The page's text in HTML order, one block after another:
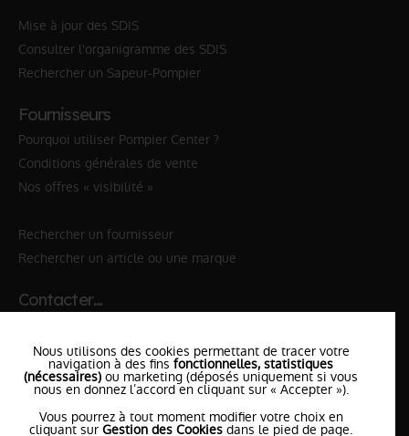
Mise à jour des SDIS
Consulter l'organigramme des SDIS
Rechercher un Sapeur-Pompier
Fournisseurs
Pourquoi utiliser Pompier Center ?
Conditions générales de vente
Nos offres « visibilité »
Rechercher un fournisseur
Rechercher un article ou une marque
Contacter…
✆ 18№National Sapeurs-Pompiers
le SDISle plus proche
l'équipePompierCenter
Nous utilisons des cookies permettant de tracer votre
navigation à des fins fonctionnelles, statistiques
(nécessaires) ou marketing (déposés uniquement si vous
nous en donnez l’accord en cliquant sur « Accepter »).
Vous pourrez à tout moment modifier votre choix en
cliquant sur Gestion des Cookies dans le pied de page.